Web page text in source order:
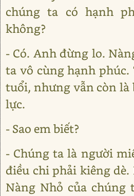
chúng ta có hạnh
không?
- Có. Anh đừng lo.
ta vô cùng hạnh phúc.
tuổi, nhưng vẫn còn là
lực.
- Sao em biết?
- Chúng ta là người
điều chi phải kiêng
Nàng Nhỏ của chúng